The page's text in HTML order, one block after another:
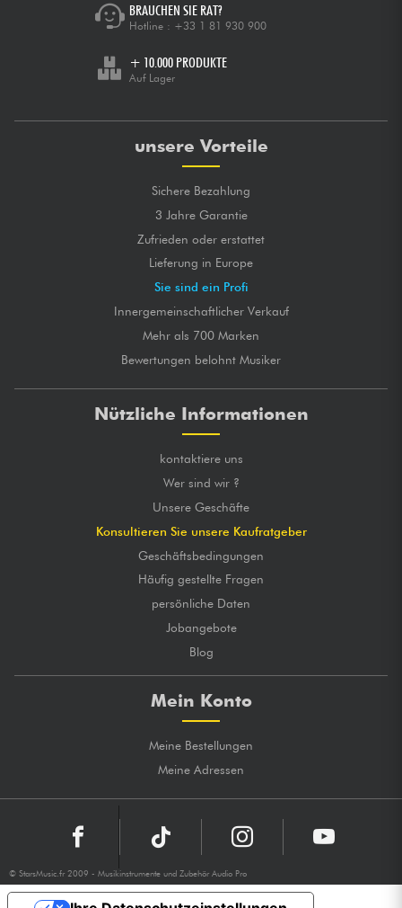
BRAUCHEN SIE RAT?
Hotline : +33 1 81 930 900
+ 10.000 PRODUKTE
Auf Lager
unsere Vorteile
Sichere Bezahlung
3 Jahre Garantie
Zufrieden oder erstattet
Lieferung in Europe
Sie sind ein Profi
Innergemeinschaftlicher Verkauf
Mehr als 700 Marken
Bewertungen belohnt Musiker
Nützliche Informationen
kontaktiere uns
Wer sind wir ?
Unsere Geschäfte
Konsultieren Sie unsere Kaufratgeber
Geschäftsbedingungen
Häufig gestellte Fragen
persönliche Daten
Jobangebote
Blog
Mein Konto
Meine Bestellungen
Meine Adressen
© StarsMusic.fr 2009 - Musikinstrumente und Zubehör Audio Pro